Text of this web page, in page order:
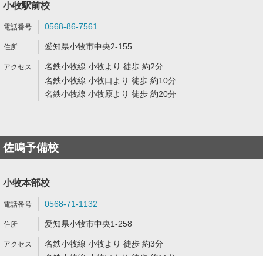
小牧駅前校
0568-86-7561
愛知県小牧市中央2-155
名鉄小牧線 小牧より 徒歩 約2分
名鉄小牧線 小牧口より 徒歩 約10分
名鉄小牧線 小牧原より 徒歩 約20分
佐鳴予備校
小牧本部校
0568-71-1132
愛知県小牧市中央1-258
名鉄小牧線 小牧より 徒歩 約3分